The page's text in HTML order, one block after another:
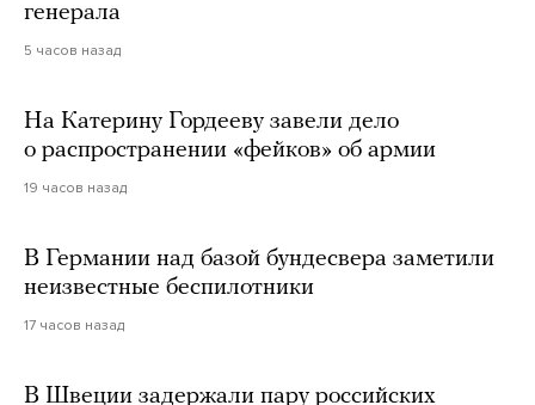
генерала
5 часов назад
На Катерину Гордееву завели дело
о распространении «фейков» об армии
19 часов назад
В Германии над базой бундесвера заметили
неизвестные беспилотники
17 часов назад
В Швеции задержали пару российских